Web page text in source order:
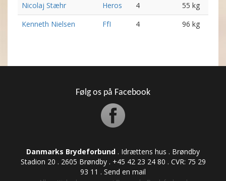
Nicolaj Stæhr
Heros 4
55 kg
Kenneth Nielsen
FfI 4 96 kg
Følg os på Facebook
Danmarks Brydeforbund . Idrættens hus . Brøndby
Stadion 20 . 2605 Brøndby . +45 42 23 24 80 . CVR: ​​​​​​75 29
93 11 . Send en mail